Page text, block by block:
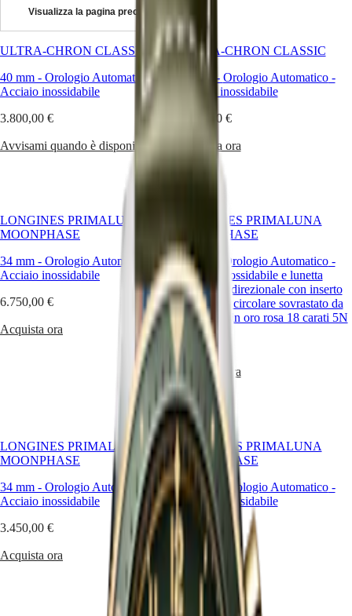
MASTER
MASTER
COLLECTION
CHRONOGRAPH
MOONPHASE
COLLECTION
GMT
CONQUEST
CHRONOGRAPH
HYDROCONQUEST
HYDROCONQUEST
SPIRIT
LONGINES
SPIRIT
ZULU
TIME
LONGINES
FLYBACK
LONGINES
CHRONOGRAPH
LONGINES
Canada
Canada
México
Pacifico
Australia
中
國
한
민
特
别
政
(Zh)
日
Visualizza la pagina precedente
ULTRA-CHRON CLASSIC
40 mm - Orologio Automatico-
Acciaio inossidabile
3.800,00 €
Avvisami quando è disponibile
ULTRA-CHRON CLASSIC
37 mm - Orologio Automatico-
Acciaio inossidabile
3.800,00 €
Acquista ora
LONGINES PRIMALUNA
MOONPHASE
34 mm - Orologio Automatico
Acciaio inossidabile
6.750,00 €
Acquista ora
LONGINES PRIMALUNA
MOONPHASE
34 mm
Orologio Automatico-
Acciaio inossidabile e lunetta
girevole bidirezionale con inserto
spazzolato circolare sovrastato da
una coiffe in oro rosa 18 carati 5N
4.350,00 €
Acquista ora
LONGINES PRIMALUNA
MOONPHASE
34 mm - Orologio Automatico -
Acciaio inossidabile
3.450,00 €
Acquista ora
LONGINES PRIMALUNA
MOONPHASE
34 mm- Orologio Automatico-
Acciaio inossidabile
2.900,00 €
Acquista ora